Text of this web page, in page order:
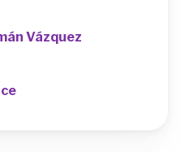
Vázquez